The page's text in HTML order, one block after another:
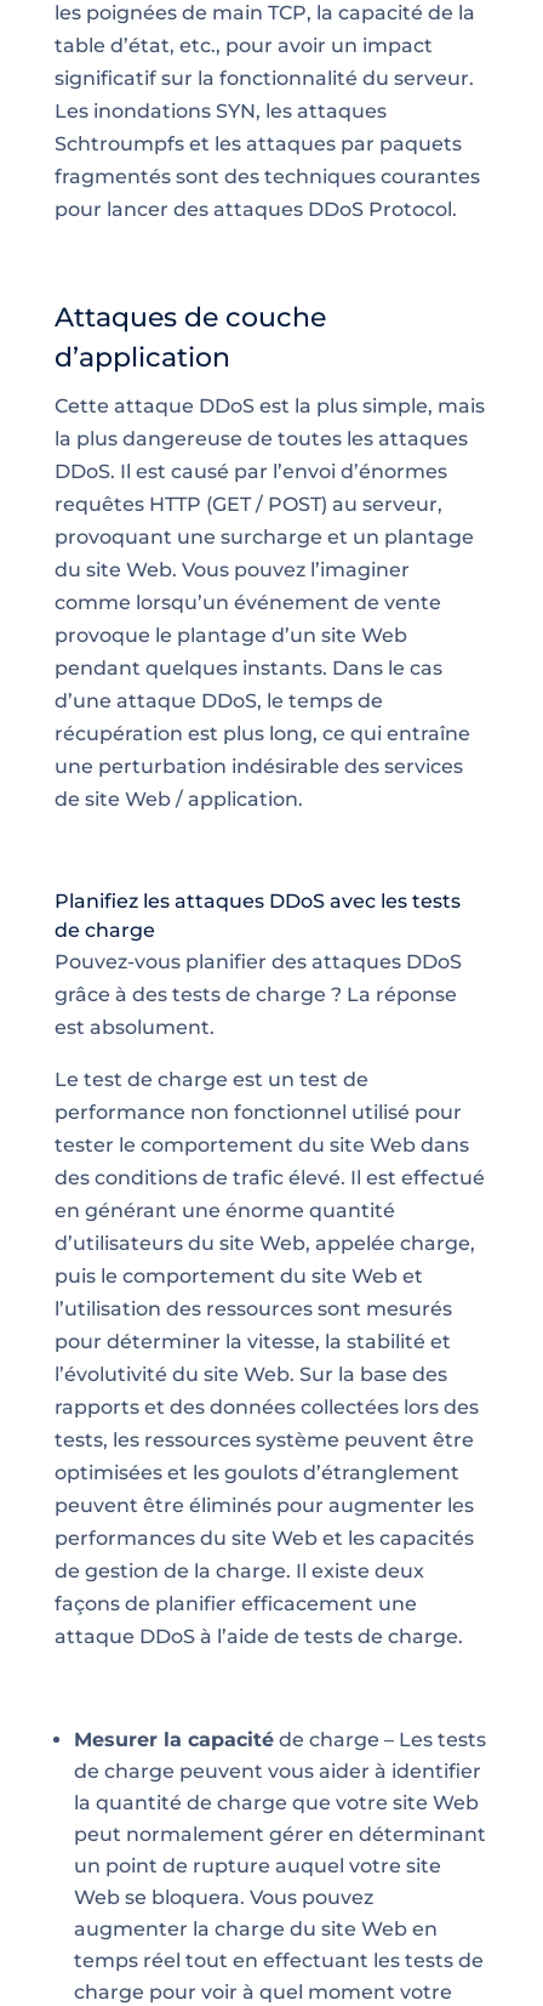
les poignées de main TCP, la capacité de la
table d’état, etc., pour avoir un impact
significatif sur la fonctionnalité du serveur.
Les inondations SYN, les attaques
Schtroumpfs et les attaques par paquets
fragmentés sont des techniquescourantes
pour lancer des attaques DDoS Protocol.
Attaques de couche
d’application
Cette attaque DDoS est la plus simple, mais
la plus dangereuse de toutes les attaques
DDoS. Il est causé par l’envoi d’énormes
requêtes HTTP (GET / POST) au serveur,
provoquant une surcharge et un plantage
du site Web. Vous pouvez l’imaginer
comme lorsqu’un événement de vente
provoque le plantage d’un site Web
pendant quelques instants. Dans le cas
d’une attaque DDoS, le temps de
récupération est plus long, ce qui entraîne
une perturbation indésirable des services
de site Web / application.
Planifiez les attaques DDoS avec les tests
de charge
Pouvez-vous planifier des attaques DDoS
grâce à des tests de charge ? La réponse
est absolument.
Le test de charge est un test de
performance non fonctionnel utilisé pour
tester le comportement du site Web dans
des conditions de trafic élevé. Il est effectué
en générant une énorme quantité
d’utilisateurs du site Web, appelée charge,
puis le comportement du site Web et
l’utilisation des ressources sont mesurés
pour déterminer la vitesse, la stabilité et
l’évolutivité du site Web. Sur la base des
rapports et des données collectées lors des
tests, les ressources système peuvent être
optimisées et les goulots d’étranglement
peuvent être éliminés pour augmenter les
performances du site Web et les capacités
de gestion de la charge. Il existe deux
façons de planifier efficacement une
attaque DDoS à l’aide de tests de charge.
Mesurer la capacitéde charge – Les tests
de charge peuvent vous aider à identifier
la quantité de charge que votre site Web
peut normalement gérer en déterminant
un point de rupture auquel votre site
Web se bloquera. Vous pouvez
augmenter la charge du site Web en
temps réel tout en effectuant les tests de
charge pour voir à quel moment votre